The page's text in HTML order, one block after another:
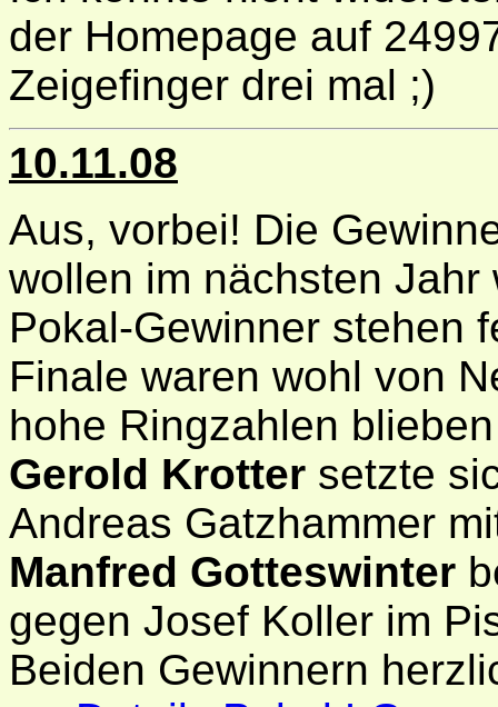
der Homepage auf
Zeigefinger drei mal ;)
10.11.08
Aus, vorbei! Die
wollen im nächsten
Pokal-Gewinner stehen
Finale waren wohl von
hohe Ringzahlen
Gerold Krotter setzte
Andreas Gatzhammer
Manfred Gotteswinter
gegen Josef Koller im
Beiden Gewinnern